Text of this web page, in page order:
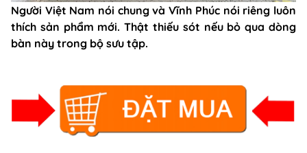
Người Việt Nam nói chung và Vĩnh Phúc nói riêng luôn
thích sản phẩm mới. Thật thiếu sót nếu bỏ qua dòng
bàn này trong bộ sưu tập.